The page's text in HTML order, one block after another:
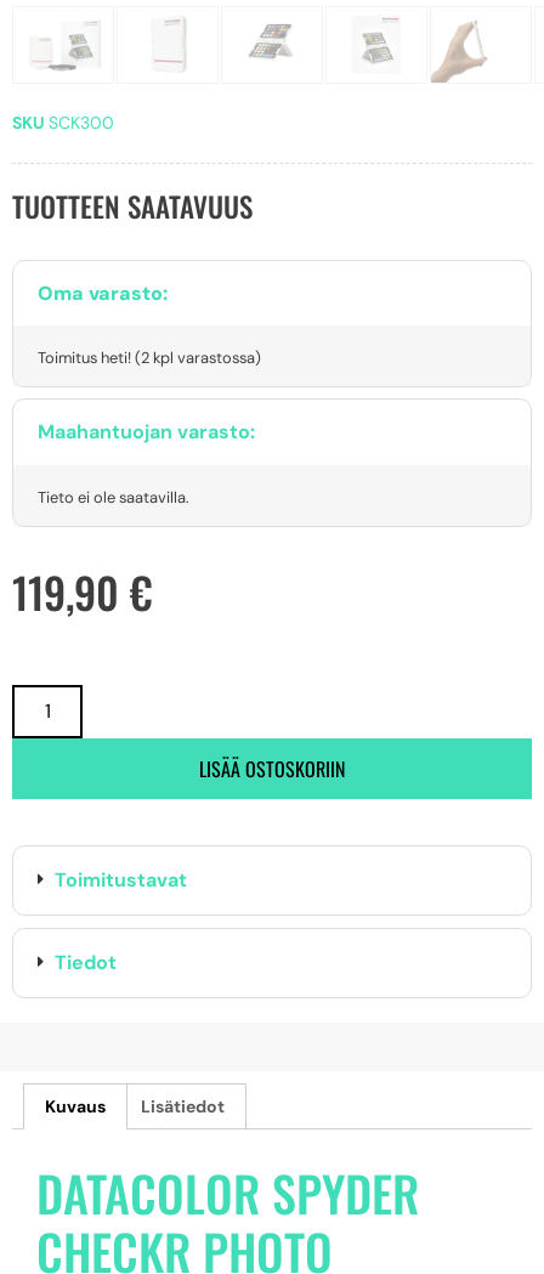
SKU SCK300
TUOTTEEN SAATAVUUS
Oma varasto:
Toimitus heti! (2 kpl varastossa)
Maahantuojan varasto:
Tieto ei ole saatavilla.
119,90 €
LISÄÄ OSTOSKORIIN
Toimitustavat
Tiedot
Kuvaus Lisätiedot
DATACOLOR SPYDER
CHECKR PHOTO